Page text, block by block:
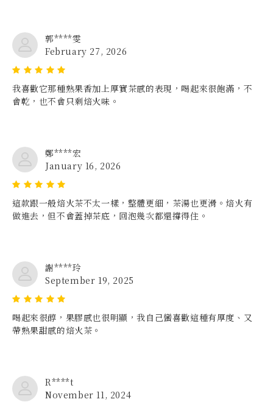
郭****雯
February 27, 2026
我喜歡它那種熟果香加上厚實茶感的表現，喝起來很飽滿，不
會乾，也不會只剩焙火味。
鄭****宏
January 16, 2026
這款跟一般焙火茶不太一樣，整體更細，茶湯也更滑。焙火有
做進去，但不會蓋掉茶底，回泡幾次都還撐得住。
謝****玲
September 19, 2025
喝起來很醇，果膠感也很明顯，我自己蠻喜歡這種有厚度、又
帶熟果甜感的焙火茶。
R****t
November 11, 2024